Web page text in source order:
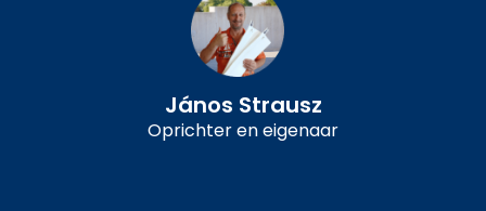
János Strausz
Oprichter en eigenaar